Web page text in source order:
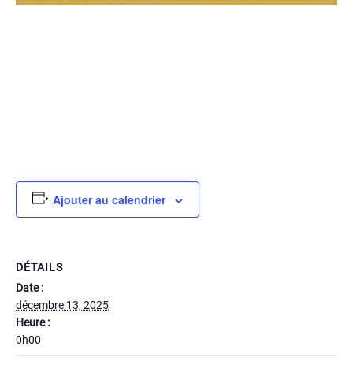
Ajouter au calendrier
DÉTAILS
Date :
décembre 13, 2025
Heure :
0h00